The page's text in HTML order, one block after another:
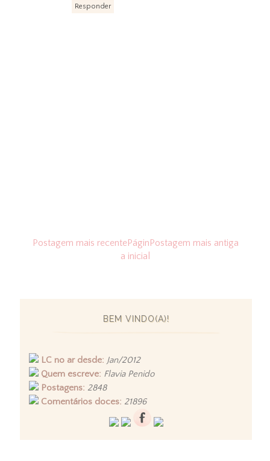
Responder
Postagem mais recente Postagem mais antiga
Págin
a inicial
BEM VINDO(A)!
LC no ar desde: Jan/2012
Quem escreve: Flavia Penido
Postagens: 2848
Comentários doces: 21896